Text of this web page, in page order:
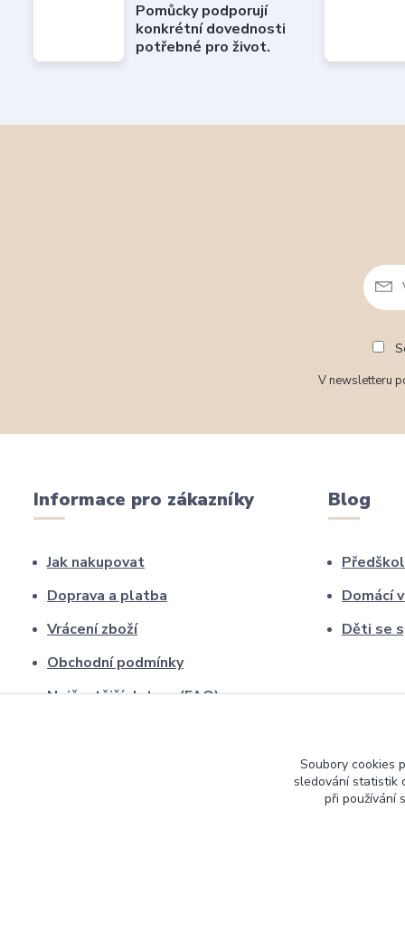
Pomůcky podporují
konkrétní dovednosti
potřebné pro život.
V newsletteru
Informace pro zákazníky
Jak nakupovat
Doprava a platba
Vrácení zboží
Obchodní podmínky
Nejčastější dotazy (FAQ)
Blog
Domácí
Děti se
Soubory cookies
sledování statistik
při používání